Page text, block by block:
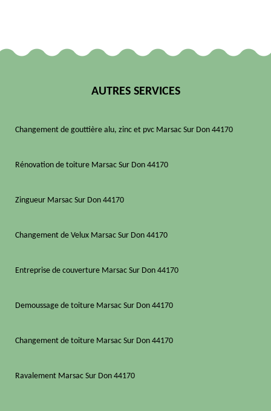
AUTRES SERVICES
Changement de gouttière alu, zinc et pvc Marsac Sur Don 44170
Rénovation de toiture Marsac Sur Don 44170
Zingueur Marsac Sur Don 44170
Changement de Velux Marsac Sur Don 44170
Entreprise de couverture Marsac Sur Don 44170
Demoussage de toiture Marsac Sur Don 44170
Changement de toiture Marsac Sur Don 44170
Ravalement Marsac Sur Don 44170